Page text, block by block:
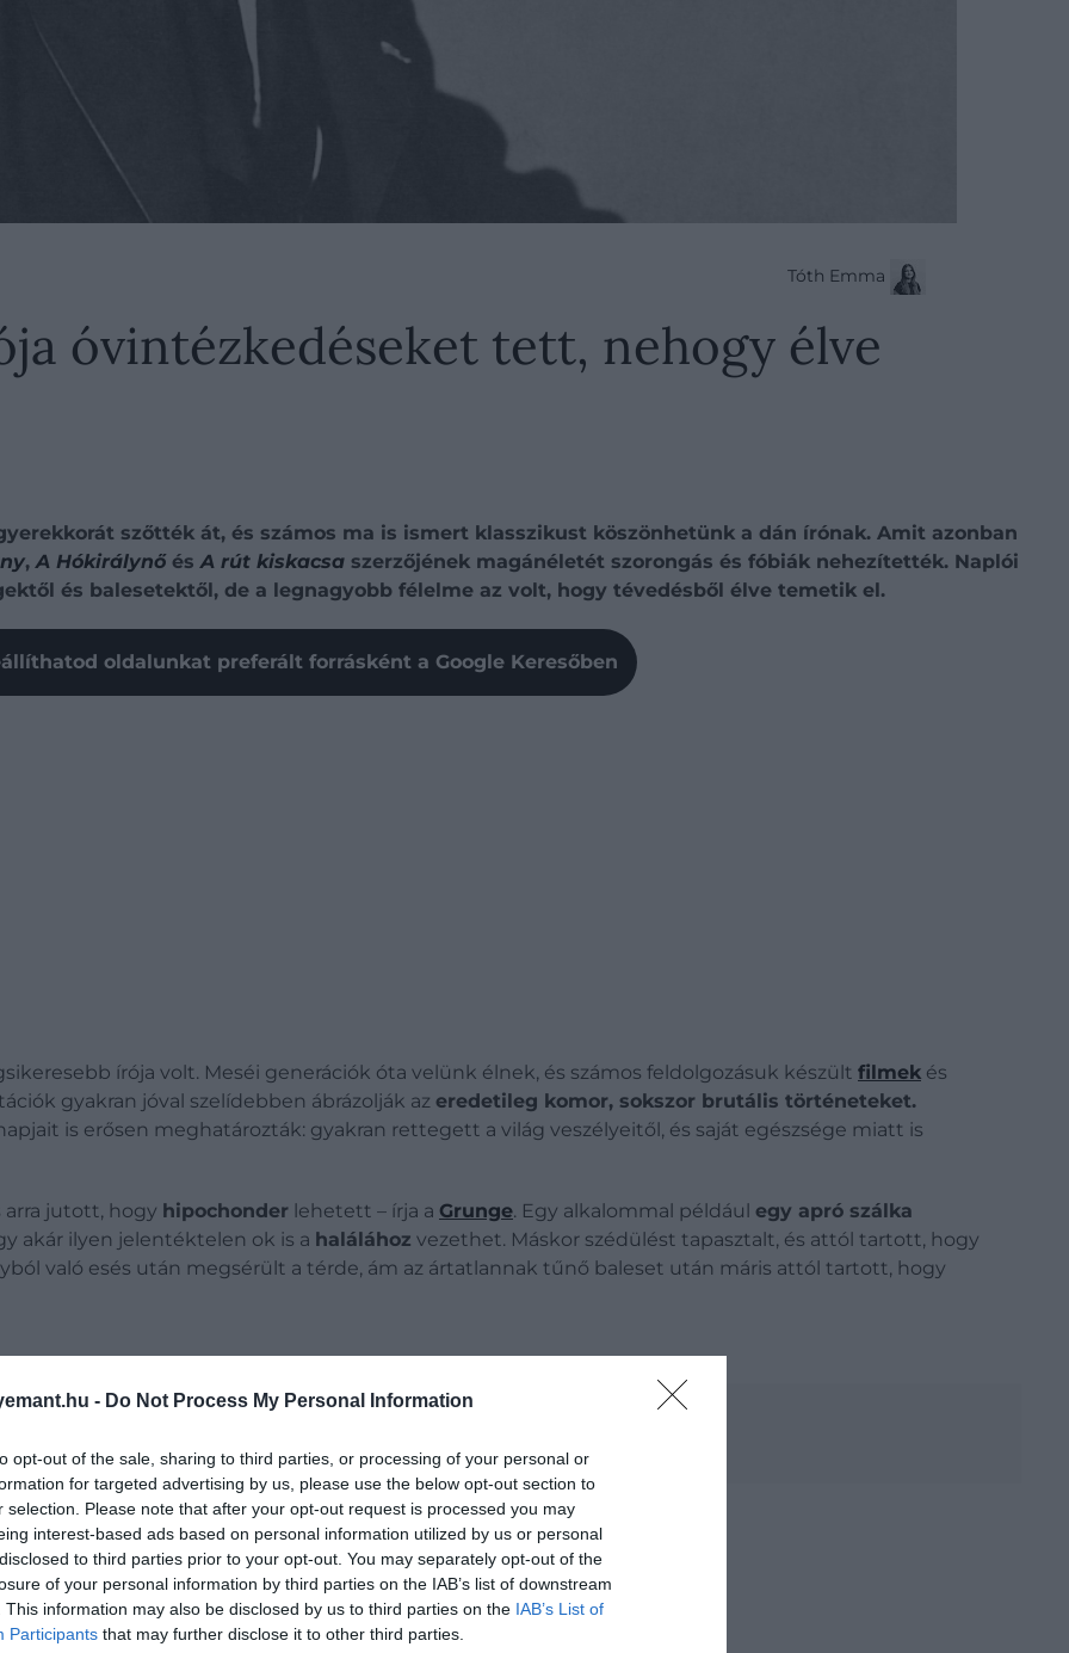
- Do Not Process My Personal Information
opt-out of the sale, sharing to third parties, or processing of your personal or
for targeted advertising by us, please use the below opt-out section to
selection. Please note that after your opt-out request is processed you may
interest-based ads based on personal information utilized by us or personal
to third parties prior to your opt-out. You may separately opt-out of the
of your personal information by third parties on the IAB’s list of downstream
This information may also be disclosed by us to third parties on the IAB’s List of
Participants that may further disclose it to other third parties.
Tóth Emma
óvintézkedéseket tett, nehogy élve
szőtték át, és számos ma is ismert klasszikust köszönhetünk a dán írónak. Amit azonban
,A Hókirálynő ésA rút kiskacsa szerzőjének magánéletét szorongás és fóbiák nehezítették. Naplói
és balesetektől, de a legnagyobb félelme az volt, hogy tévedésből élve temetik el.
oldalunkat preferált forrásként a Google Keresőben
írója volt. Meséi generációk óta velünk élnek, és számos feldolgozásuk készült filmek és
gyakran jóval szelídebben ábrázolják az eredetileg komor, sokszor brutális történeteket.
is erősen meghatározták: gyakran rettegett a világ veszélyeitől, és saját egészsége miatt is
jutott, hogy hipochonder lehetett – írja a Grunge. Egy alkalommal például egy apró szálka
akár ilyen jelentéktelen ok is a halálához vezethet. Máskor szédülést tapasztalt, és attól tartott, hogy
való esés után megsérült a térde, ám az ártatlannak tűnő baleset után máris attól tartott, hogy
meséit, és ezt nem is titkolta